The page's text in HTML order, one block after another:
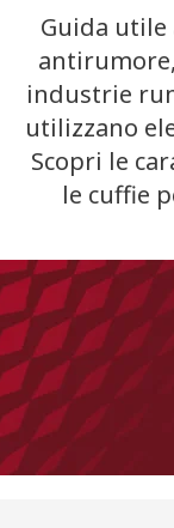
Guida utile
industrie
utilizzano
Scopri le
le cuffie